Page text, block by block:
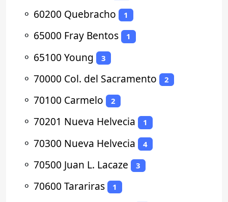
⚬ 60200 Quebracho 1
⚬ 65000 Fray Bentos 1
⚬ 65100 Young 3
⚬ 70000 Col. del Sacramento 2
⚬ 70100 Carmelo 2
⚬ 70201 Nueva Helvecia 1
⚬ 70300 Nueva Helvecia 4
⚬ 70500 Juan L. Lacaze 3
⚬ 70600 Tarariras 1